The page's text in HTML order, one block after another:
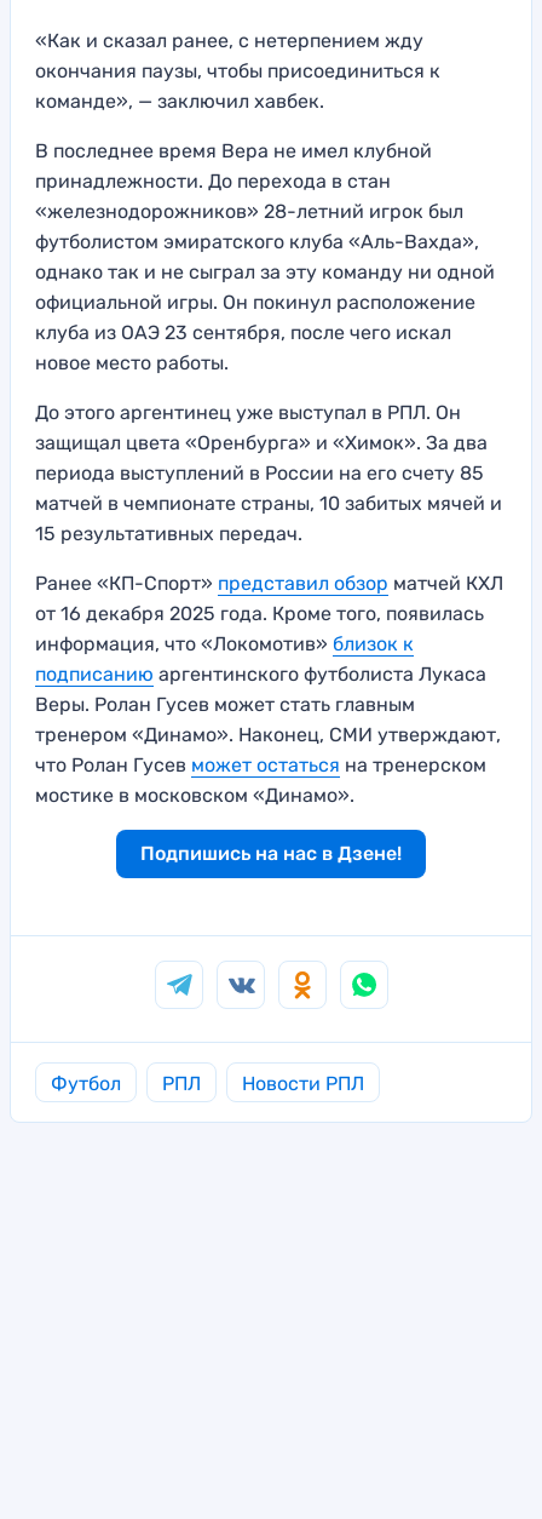
«Как и сказал ранее, с нетерпением жду
окончания паузы, чтобы присоединиться к
команде», — заключил хавбек.
В последнее время Вера не имел клубной
принадлежности. До перехода в стан
«железнодорожников» 28-летний игрок был
футболистом эмиратского клуба «Аль-Вахда»,
однако так и не сыграл за эту команду ни одной
официальной игры. Он покинул расположение
клуба из ОАЭ 23 сентября, после чего искал
новое место работы.
До этого аргентинец уже выступал в РПЛ. Он
защищал цвета «Оренбурга» и «Химок». За два
периода выступлений в России на его счету 85
матчей в чемпионате страны, 10 забитых мячей и
15 результативных передач.
Ранее «КП-Спорт» представил обзор матчей КХЛ
от 16 декабря 2025 года. Кроме того, появилась
информация, что «Локомотив» близок к
подписанию аргентинского футболиста Лукаса
Веры. Ролан Гусев может стать главным
тренером «Динамо». Наконец, СМИ утверждают,
что Ролан Гусев может остаться на тренерском
мостике в московском «Динамо».
Подпишись на нас в Дзене!
Футбол РПЛ Новости РПЛ